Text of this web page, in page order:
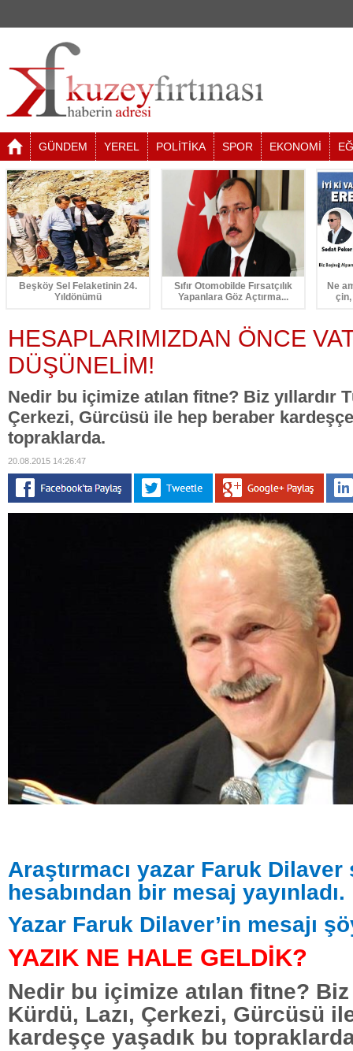
GÜNDEM YEREL POLİTİKA SPOR EKONOMİ
Beşköy Sel Felaketinin 24.
Yıldönümü
Sıfır Otomobilde Fırsatçılık
Yapanlara Göz Açtırma...
Ne
HESAPLARIMIZDAN ÖNCE
DÜŞÜNELİM!
Nedir bu içimize atılan fitne? Biz yıllardır
Çerkezi, Gürcüsü ile hep beraber
topraklarda.
20.08.2015 14:26:47
Araştırmacı yazar Faruk
hesabından bir mesaj yayınladı.
Yazar Faruk Dilaver’in mesajı
YAZIK NE HALE GELDİK?
Nedir bu içimize atılan fitne? Biz
Kürdü, Lazı, Çerkezi, Gürcüsü
kardeşçe yaşadık bu